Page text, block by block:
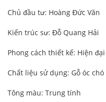
Chủ đầu tư: Hoàng Đức Văn
Kiến trúc sư: Đỗ Quang Hải
Phong cách thiết kế: Hiện đại
Chất liệu sử dụng: Gỗ óc chó
Tông màu: Trung tính